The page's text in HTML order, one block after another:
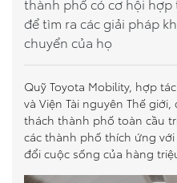
So sánh xe
Dự toán chi phí
Đăng kí lái thử
Liên hệ Đại lý
để tìm ra các giải pháp
chuyển của họ
Quỹ Toyota Mobility, hợp
và Viện Tài nguyên Thế
thách thành phố toàn cầu
các thành phố thích ứng
đổi cuộc sống của hàng